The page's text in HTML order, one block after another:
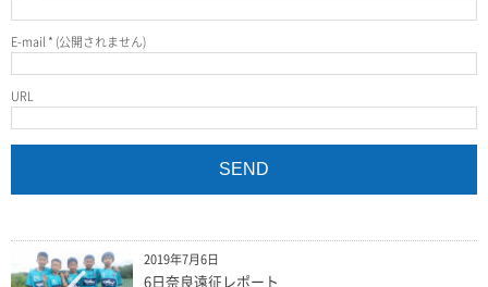
E-mail * (公開されません)
URL
2019年7月6日
6日奈良遠征レポート